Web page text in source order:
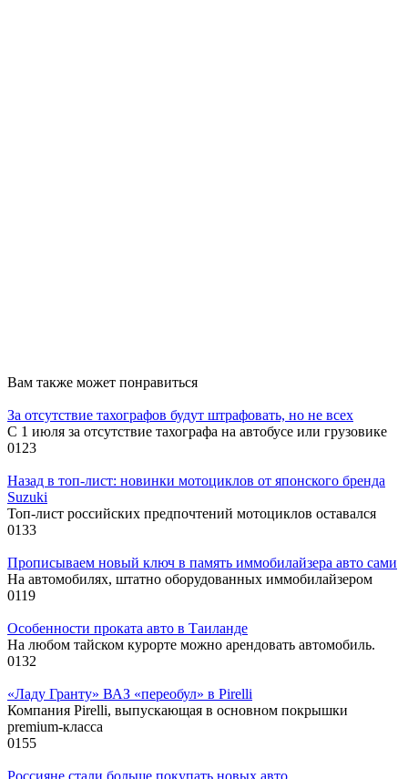
Вам также может понравиться
За отсутствие тахографов будут штрафовать, но не всех
С 1 июля за отсутствие тахографа на автобусе или грузовике
0123
Назад в топ-лист: новинки мотоциклов от японского бренда
Suzuki
Топ-лист российских предпочтений мотоциклов оставался
0133
Прописываем новый ключ в память иммобилайзера авто сами
На автомобилях, штатно оборудованных иммобилайзером
0119
Особенности проката авто в Таиланде
На любом тайском курорте можно арендовать автомобиль.
0132
«Ладу Гранту» ВАЗ «переобул» в Pirelli
Компания Pirelli, выпускающая в основном покрышки
premium-класса
0155
Россияне стали больше покупать новых авто